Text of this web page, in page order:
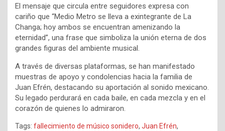
El mensaje que circula entre seguidores expresa con
cariño que “Medio Metro se lleva a exintegrante de La
Changa; hoy ambos se encuentran amenizando la
eternidad”, una frase que simboliza la unión eterna de dos
grandes figuras del ambiente musical.
A través de diversas plataformas, se han manifestado
muestras de apoyo y condolencias hacia la familia de
Juan Efrén, destacando su aportación al sonido mexicano.
Su legado perdurará en cada baile, en cada mezcla y en el
corazón de quienes lo admiraron.
Tags: fallecimiento de músico sonidero, Juan Efrén,